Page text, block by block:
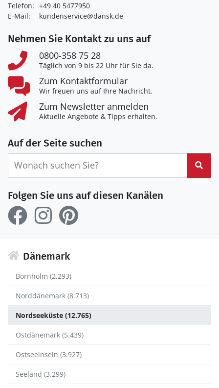
Telefon: +49 40 5477950
E-Mail:
kundenservice@dansk.de
Nehmen Sie Kontakt zu uns auf
0800-358 75 28
Täglich von 9 bis 22 Uhr für Sie da.
Zum Kontaktformular
Wir freuen uns auf Ihre Nachricht.
Zum Newsletter anmelden
Aktuelle Angebote & Tipps erhalten.
Auf der Seite suchen
Folgen Sie uns auf diesen Kanälen
Dänemark
Bornholm (2.293)
Norddänemark (8.713)
Nordseeküste (12.765)
Ostdänemark (5.439)
Ostseeinseln (3.927)
Seeland (3.299)